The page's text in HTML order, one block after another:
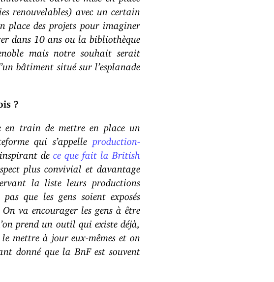
renouvelables) avec un certain
place des projets pour imaginer
dans 10 ans ou la bibliothèque
mais notre souhait serait
bâtiment situé sur l’esplanade
?
en train de mettre en place un
qui s’appelle
production-
de ce que fait la British
plus convivial et davantage
la liste leurs productions
que les gens soient exposés
va encourager les gens à être
prend un outil qui existe déjà,
mettre à jour eux-mêmes et on
donné que la BnF est souvent